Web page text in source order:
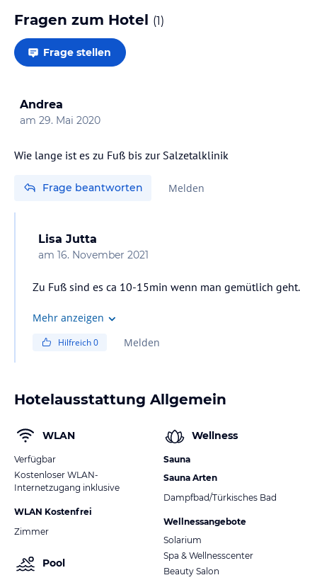
Fragen zum Hotel (1)
Frage stellen
Andrea
am 29. Mai 2020
Wie lange ist es zu Fuß bis zur Salzetalklinik
Frage beantworten Melden
Lisa Jutta
am 16. November 2021
Zu Fuß sind es ca 10-15min wenn man gemütlich geht.
Mehr anzeigen
Hilfreich0 Melden
Hotelausstattung Allgemein
WLAN
Verfügbar
Kostenloser WLAN-
Internetzugang inklusive
WLAN Kostenfrei
Zimmer
Pool
Wellness
Sauna
Sauna Arten
Dampfbad/Türkisches Bad
Wellnessangebote
Solarium
Spa & Wellnesscenter
Beauty Salon